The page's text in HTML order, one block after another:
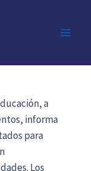
a
informa
para
Los